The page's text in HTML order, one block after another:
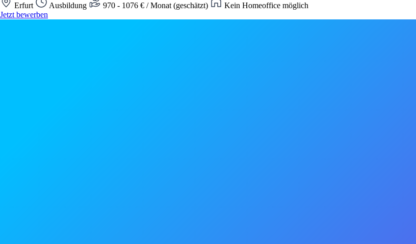
Erfurt Ausbildung 970 - 1076 € / Monat (geschätzt)
Kein Homeoffice möglich
Jetzt bewerben